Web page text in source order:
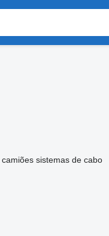
camiões sistemas de cabo